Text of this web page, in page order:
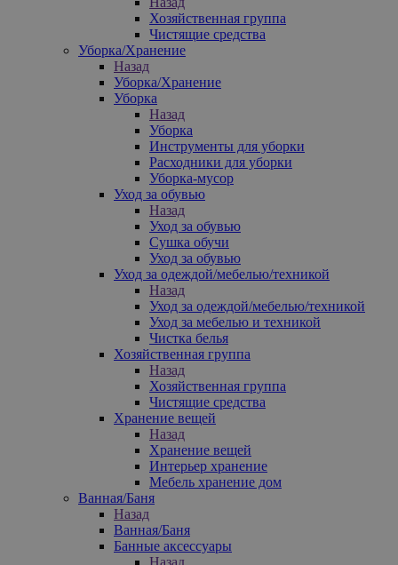
Хозяйственная группа
Чистящие средства
Уборка/Хранение
Назад
Уборка/Хранение
Уборка
Назад
Уборка
Инструменты для уборки
Расходники для уборки
Уборка-мусор
Уход за обувью
Назад
Уход за обувью
Сушка обучи
Уход за обувью
Уход за одеждой/мебелью/техникой
Назад
Уход за одеждой/мебелью/техникой
Уход за мебелью и техникой
Чистка белья
Хозяйственная группа
Назад
Хозяйственная группа
Чистящие средства
Хранение вещей
Назад
Хранение вещей
Интерьер хранение
Мебель хранение дом
Ванная/Баня
Назад
Ванная/Баня
Банные аксессуары
Назад